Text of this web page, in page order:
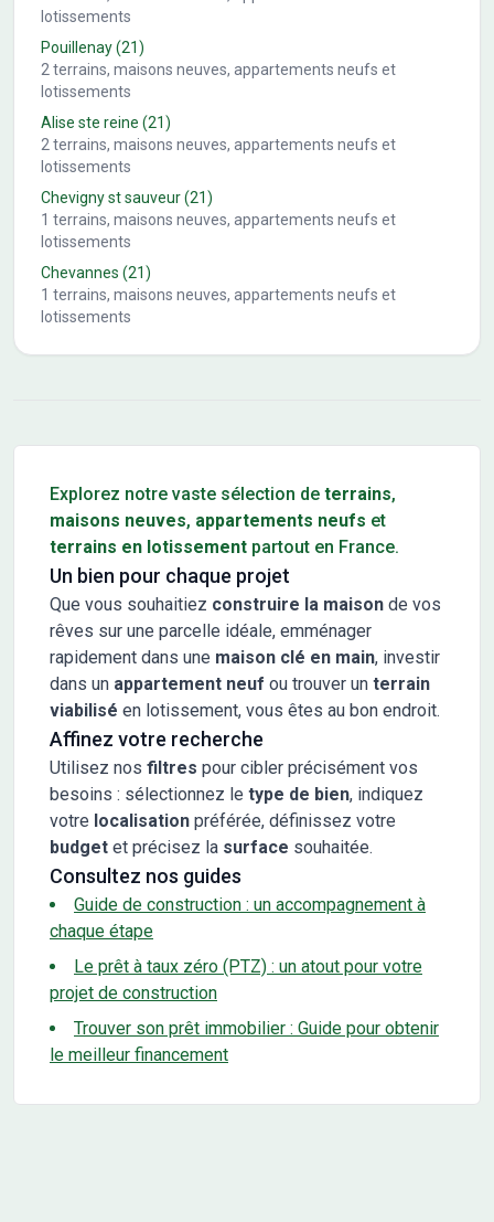
lotissements
Pouillenay(21)
2 terrains, maisons neuves, appartements neufs et
lotissements
Alise ste reine (21)
2 terrains, maisons neuves, appartements neufs et
lotissements
Chevigny st sauveur(21)
1 terrains, maisons neuves, appartements neufs et
lotissements
Chevannes (21)
1 terrains, maisons neuves, appartements neufs et
lotissements
Explorez notre vaste sélection de terrains,
maisons neuves, appartements neufs et
terrains en lotissement partout en France.
Un bien pour chaque projet
Que vous souhaitiez construire la maison de vos
rêves sur une parcelle idéale, emménager
rapidement dans une maison clé en main, investir
dans un appartement neuf ou trouver un terrain
viabilisé en lotissement, vous êtes au bon endroit.
Affinez votre recherche
Utilisez nos filtres pour cibler précisément vos
besoins : sélectionnez le type de bien, indiquez
votre localisation préférée, définissez votre
budget et précisez la surface souhaitée.
Consultez nos guides
Guide de construction : un accompagnement à
chaque étape
Le prêt à taux zéro (PTZ) : un atout pour votre
projet de construction
Trouver son prêt immobilier : Guide pour obtenir
le meilleur financement